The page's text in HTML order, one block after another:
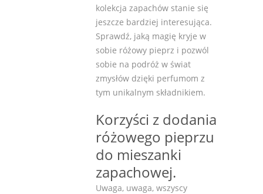
kolekcja zapachów stanie się
jeszcze bardziej interesująca.
Sprawdź, jaką magię kryje w
sobie różowy pieprz i pozwól
sobie na podróż w świat
zmysłów dzięki perfumom z
tym unikalnym składnikiem.
Korzyści z dodania
różowego pieprzu
do mieszanki
zapachowej.
Uwaga, uwaga, wszyscy